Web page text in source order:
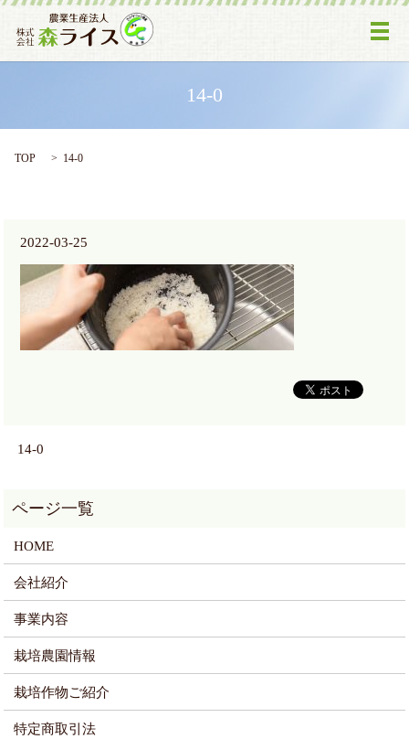
メ
14-0
TOP 14-0
2022-03-25
14-0
HOME
会社紹介
事業内容
栽培農園情報
栽培作物ご紹介
特定商取引法